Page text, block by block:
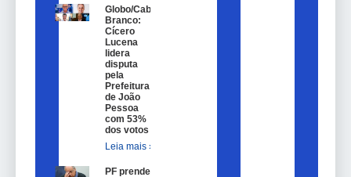
Globo/Cabo
Branco:
Cícero
Lucena
lidera
disputa
pela
Prefeitura
de João
Pessoa
com 53%
dos votos
Leia mais »
PF prende